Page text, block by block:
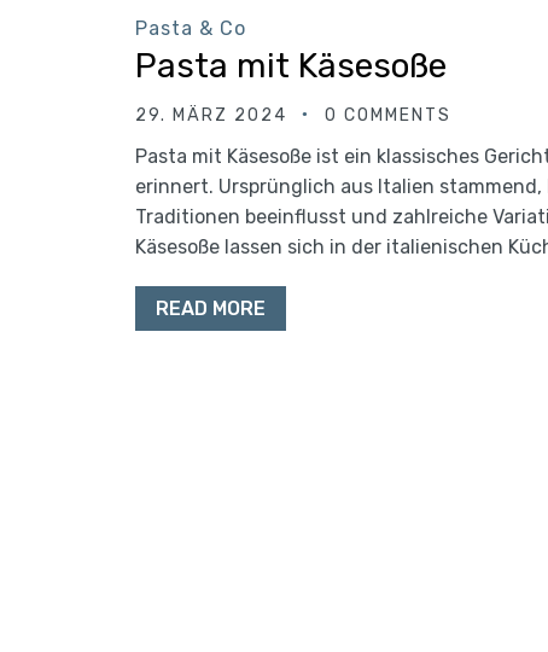
Pasta & Co
Pasta mit Käsesoße
29. MÄRZ 2024 0 COMMENTS
Pasta mit Käsesoße ist ein klassisches
erinnert. Ursprünglich aus Italien
Traditionen beeinflusst und zahlreiche
Käsesoße lassen sich in der italienischen
READ MORE